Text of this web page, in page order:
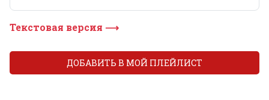
Текстовая версия ⟶
ДОБАВИТЬ В МОЙ ПЛЕЙЛИСТ